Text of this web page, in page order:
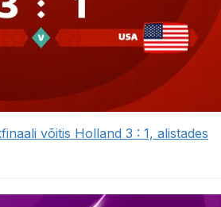
võitis Holland 3 : 1, alistades